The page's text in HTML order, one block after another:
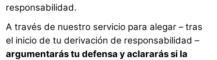
responsabilidad.
A través de nuestro servicio para alegar – tras
el inicio de tu derivación de responsabilidad –
argumentarás tu defensa y aclararás si la